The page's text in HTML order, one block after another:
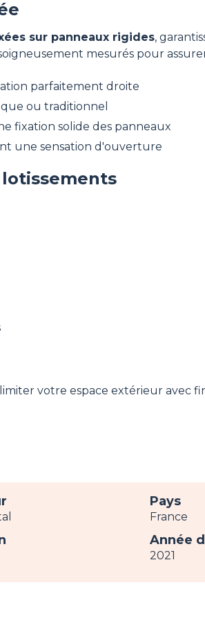
sur panneaux rigides,
mesurés pour
parfaitement droite
ou traditionnel
fixation solide des panneaux
une sensation d'ouverture
votre espace extérieur avec
Pays
France
Année
2021